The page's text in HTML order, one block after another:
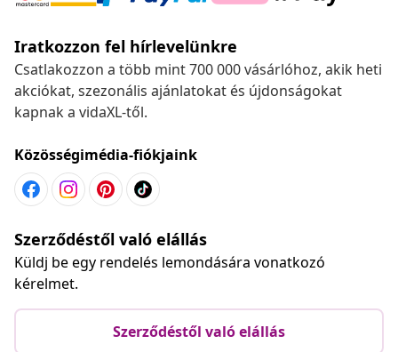
Iratkozzon fel hírlevelünkre
Csatlakozzon a több mint 700 000 vásárlóhoz, akik heti
akciókat, szezonális ajánlatokat és újdonságokat
kapnak a vidaXL-től.
Közösségimédia-fiókjaink
Szerződéstől való elállás
Küldj be egy rendelés lemondására vonatkozó
kérelmet.
Szerződéstől való elállás